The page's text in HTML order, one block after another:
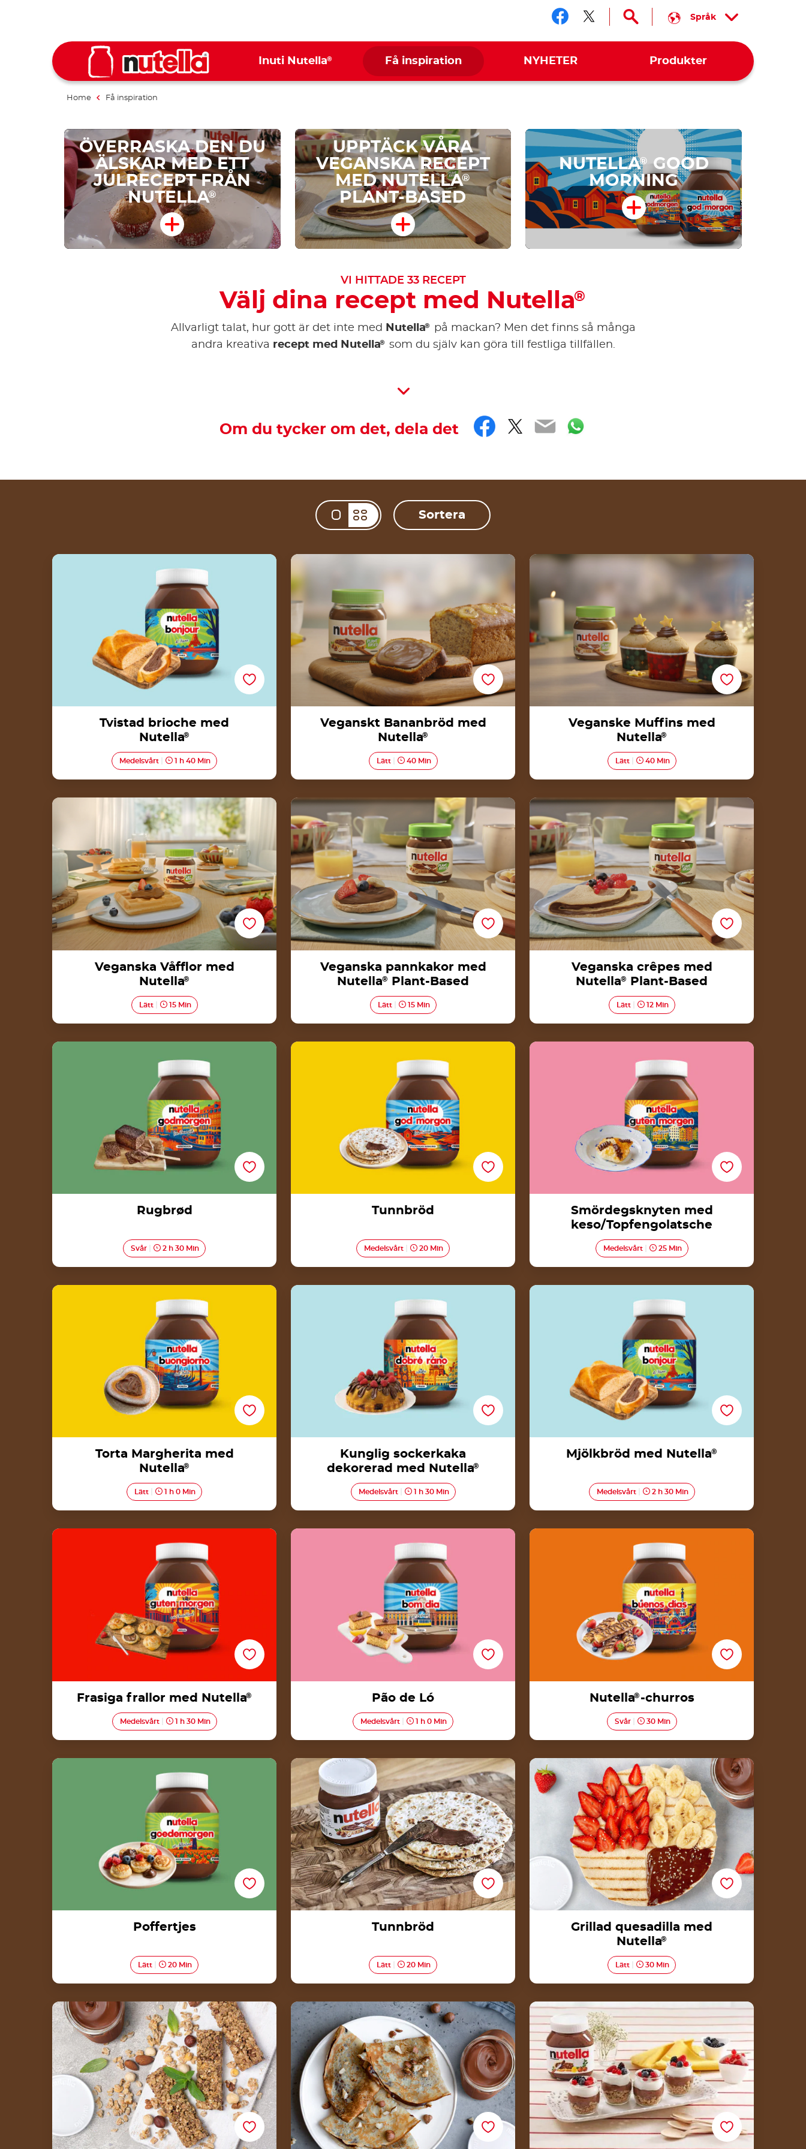
Följ oss facebook
Följ oss twitter
Språk
Inuti Nutella® Få inspiration NYHETER Produkter
Home Få inspiration
ÖVERRASKA DEN DU
ÄLSKAR MED ETT
JULRECEPT FRÅN
NUTELLA®
UPPTÄCK VÅRA
VEGANSKA RECEPT
MED NUTELLA®
PLANT-BASED
NUTELLA® GOOD
MORNING
VI HITTADE 33RECEPT
Välj dina recept med Nutella®
Allvarligt talat, hur gott är det inte med Nutella®
på mackan? Men det finns så många
andra kreativa recept med Nutella® som du själv kan göra till festliga tillfällen.
Om du tycker om det, dela det Facebook
Twitter
EmailWhatsApp
Change view mode of recipe list
Sortera
Tvistad brioche med
Nutella®
Medelsvårt 1 h 40 Min
Veganskt Bananbröd med
Nutella®
Lätt 40 Min
Veganske Muffins med Nutella®
Veganske Muffins med
Nutella®
Lätt 40 Min
Veganska Våfflor med Nutella®
Veganska Våfflor med
Nutella®
Lätt 15 Min
Veganska pannkakor
med<br>Nutella<sup>®</sup> Plant-Based
Veganska pannkakor med
Nutella® Plant-Based
Lätt 15 Min
Veganska crêpes
med<br>Nutella<sup>®</sup> Plant-Based
Veganska crêpes med
Nutella® Plant-Based
Lätt 12 Min
Rugbrød
Svår 2 h 30 Min
Tunnbröd
Medelsvårt 20 Min
Smördegsknyten med
keso/Topfengolatsche
Medelsvårt 25 Min
Torta Margherita med
Nutella®
Lätt 1 h 0 Min
Kunglig sockerkaka
dekorerad med Nutella®
Medelsvårt 1 h 30 Min
Mjölkbröd med Nutella®
Medelsvårt 2 h 30 Min
Frasiga frallor med Nutella®
Medelsvårt 1 h 30 Min
Pão de Ló
Medelsvårt 1 h 0 Min
Nutella® -churros
Svår 30 Min
Poffertjes
Lätt 20 Min
Tunnbröd
Tunnbröd
Lätt 20 Min
Grillad quesadilla med Nutella®
Grillad quesadilla med
Nutella®
Lätt 30 Min
Picknickbar med Nutella®
Bovetepannkakor med Nutella® &
hasselnötscrunch
Yoghurt och müsliparfait med Nutella®